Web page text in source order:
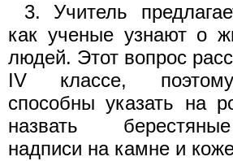
3. Учитель
как ученые узнают о
людей. Этот вопрос
IV классе,
способны указать на
назвать
надписи на камне и